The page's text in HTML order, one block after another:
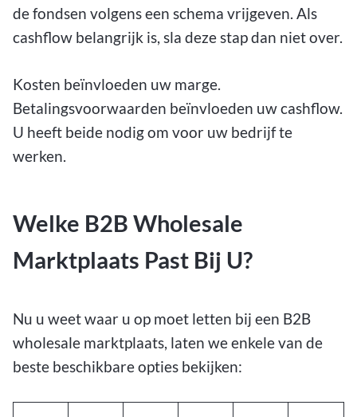
de fondsen volgens een schema vrijgeven. Als
cashflow belangrijk is, sla deze stap dan niet over.
Kosten beïnvloeden uw marge.
Betalingsvoorwaarden beïnvloeden uw cashflow.
U heeft beide nodig om voor uw bedrijf te
werken.
Welke B2B Wholesale
Marktplaats Past Bij U?
Nu u weet waar u op moet letten bij een B2B
wholesale marktplaats, laten we enkele van de
beste beschikbare opties bekijken: